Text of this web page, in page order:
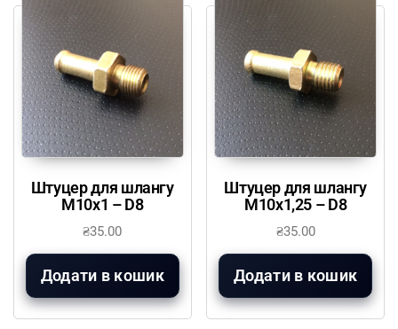
Штуцер для шлангу
М10х1 – D8
₴35.00
Додати в кошик
Штуцер для шлангу
М10х1,25 – D8
₴35.00
Додати в кошик